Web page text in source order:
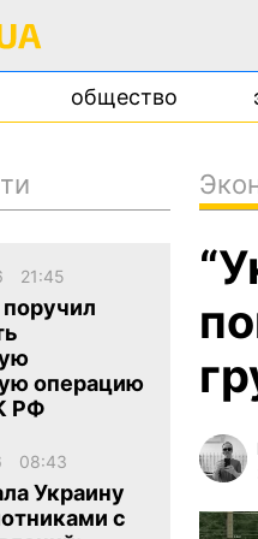
общество
21:45
операцию
РФ
08:43
Украину
с